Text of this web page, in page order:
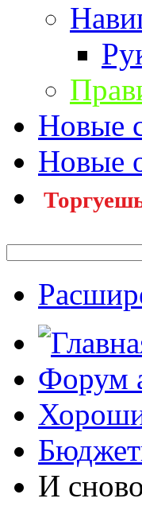
Новые
Новые
Форум
И